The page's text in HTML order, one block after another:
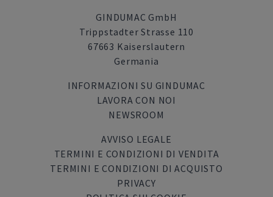
GINDUMAC GmbH
Trippstadter Strasse 110
67663 Kaiserslautern
Germania
INFORMAZIONI SU GINDUMAC
LAVORA CON NOI
NEWSROOM
AVVISO LEGALE
TERMINI E CONDIZIONI DI VENDITA
TERMINI E CONDIZIONI DI ACQUISTO
PRIVACY